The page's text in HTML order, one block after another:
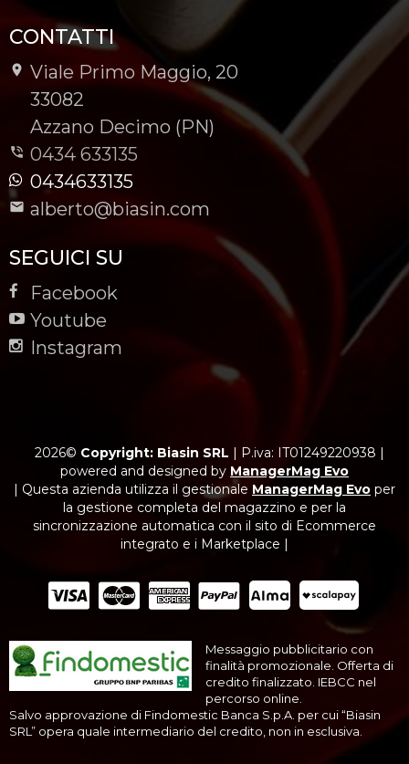
CONTATTI
Viale Primo Maggio, 20
-
33082
-
Azzano Decimo (PN)
0434 633135
0434633135
alberto@biasin.com
SEGUICI SU
Facebook
Youtube
Instagram
2026© Copyright: Biasin SRL | P.iva: IT01249220938 |
powered and designed by ManagerMag Evo
| Questa azienda utilizza il gestionale ManagerMag Evo per
la gestione completa del magazzino e per la
sincronizzazione automatica con il sito di Ecommerce
integrato e i Marketplace |
Messaggio pubblicitario con
finalità promozionale. Offerta di
credito finalizzato. IEBCC nel
percorso online.
Salvo approvazione di Findomestic Banca S.p.A. per cui “Biasin
SRL” opera quale intermediario del credito, non in esclusiva.